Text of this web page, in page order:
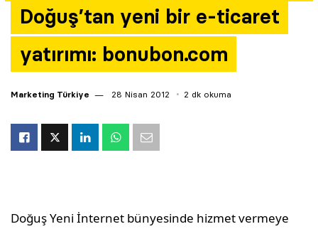
Doğuş’tan yeni bir e-ticaret
yatırımı: bonubon.com
Marketing Türkiye 28 Nisan 2012 2 dk okuma
Doğuş Yeni İnternet bünyesinde hizmet vermeye
Yazarlar
Araştırma